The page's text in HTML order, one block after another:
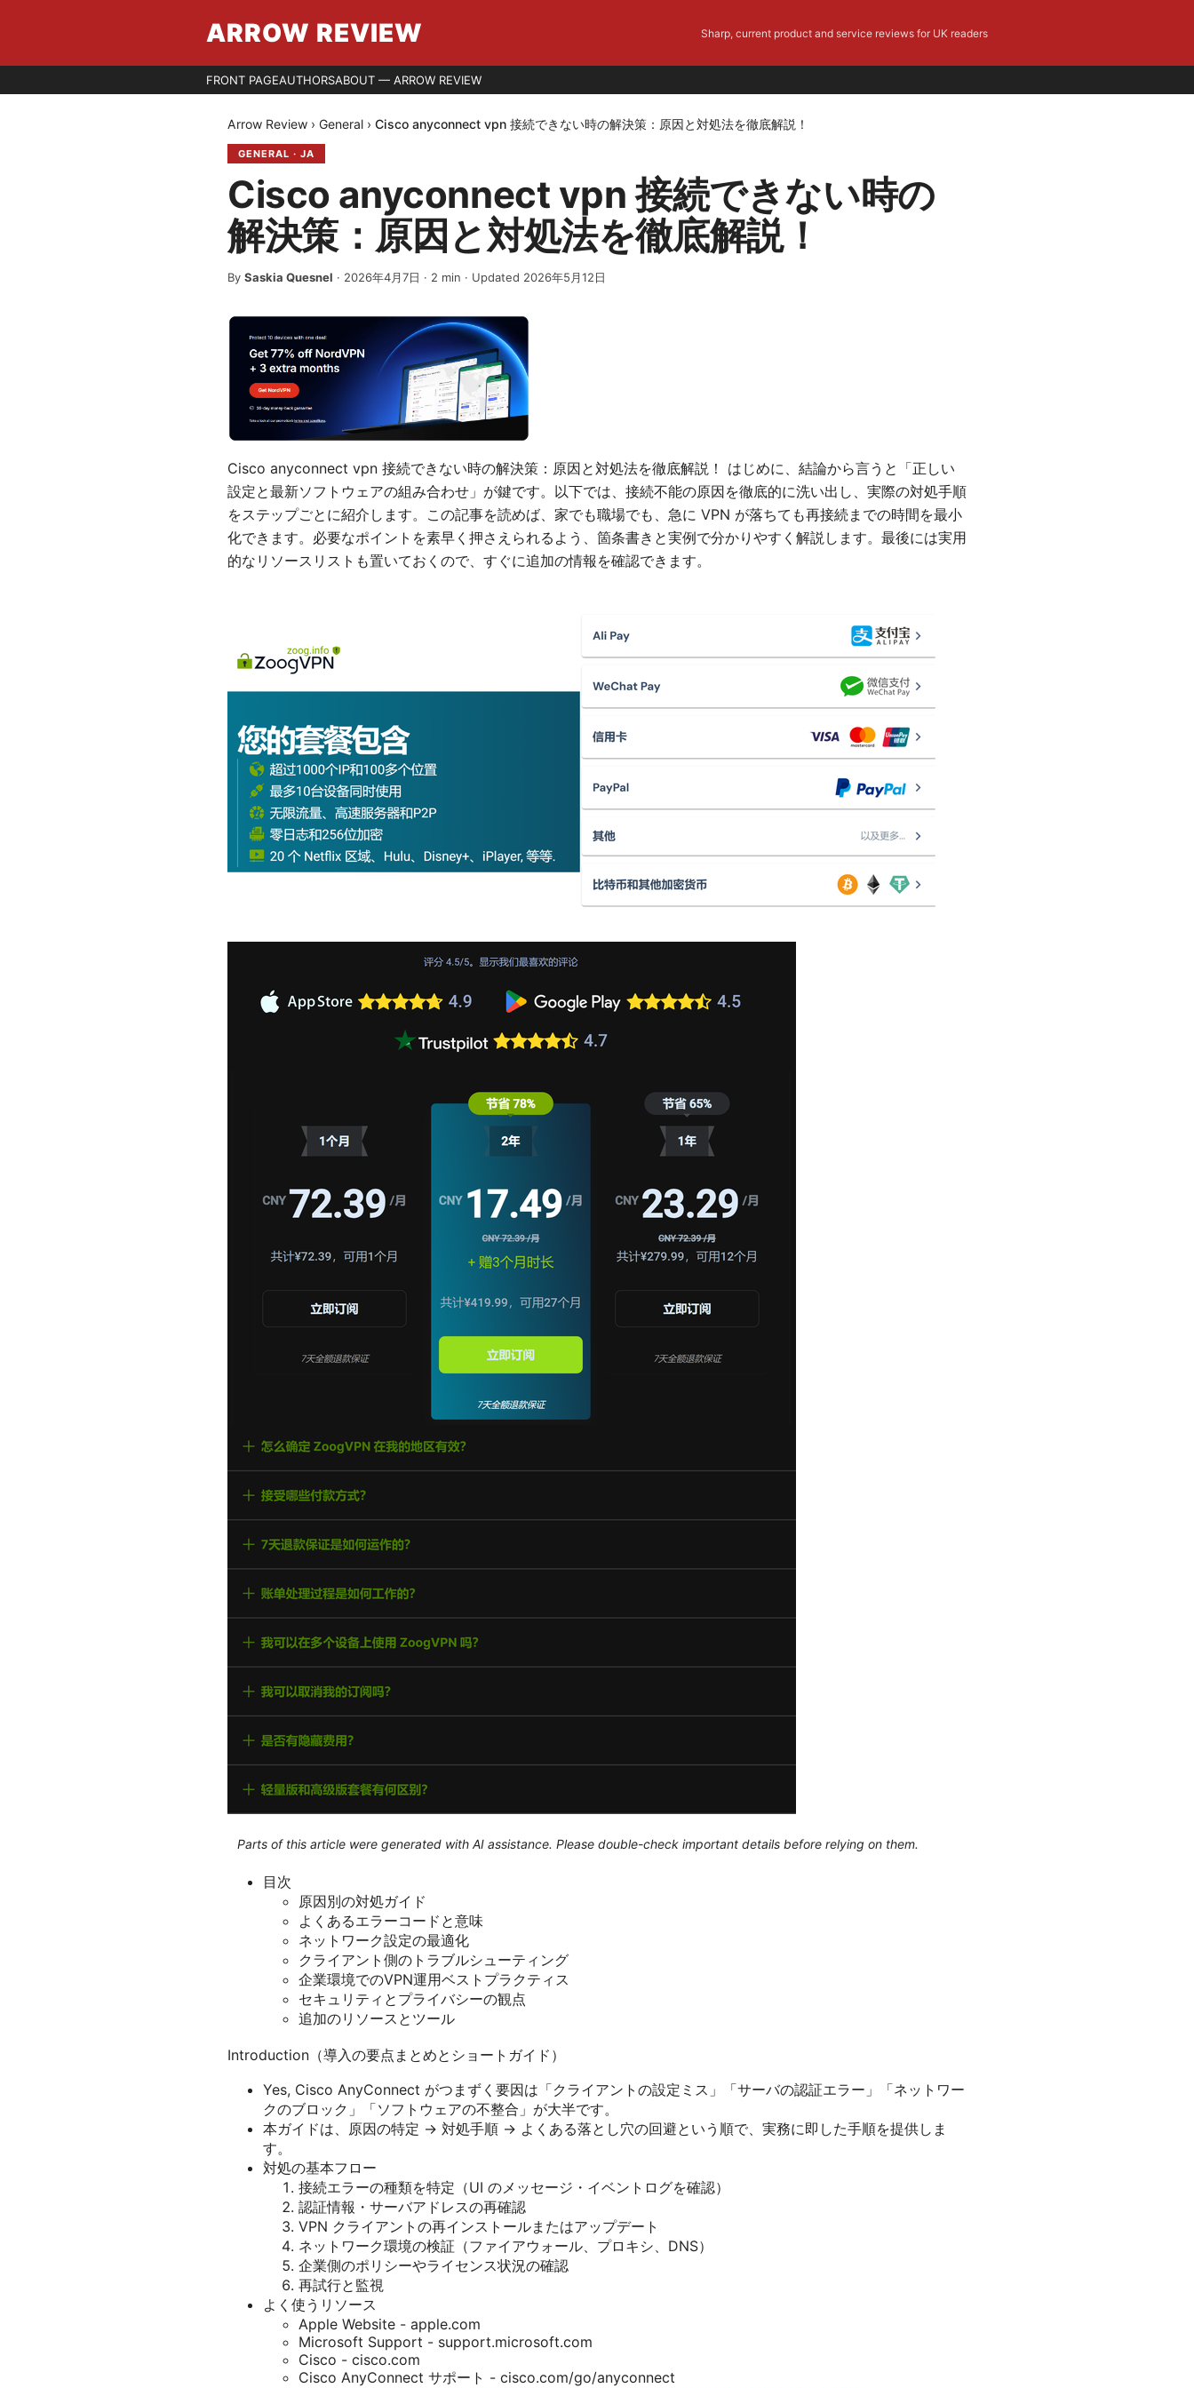
ARROW REVIEW Sharp, current product and service reviews for UK readers
FRONT PAGEAUTHORSABOUT — ARROW REVIEW
Arrow Review › General › Cisco anyconnect vpn 接続できない時の解決策：原因と対処法を徹底解説！
GENERAL · JA
Cisco anyconnect vpn 接続できない時の
解決策：原因と対処法を徹底解説！
By Saskia Quesnel · 2026年4月7日 · 2 min · Updated 2026年5月12日
Cisco anyconnect vpn 接続できない時の解決策：原因と対処法を徹底解説！ はじめに、結論から言うと「正しい
設定と最新ソフトウェアの組み合わせ」が鍵です。以下では、接続不能の原因を徹底的に洗い出し、実際の対処手順
をステップごとに紹介します。この記事を読めば、家でも職場でも、急に VPN が落ちても再接続までの時間を最小
化できます。必要なポイントを素早く押さえられるよう、箇条書きと実例で分かりやすく解説します。最後には実用
的なリソースリストも置いておくので、すぐに追加の情報を確認できます。
Parts of this article were generated with AI assistance. Please double-check important details before relying on them.
目次
原因別の対処ガイド
よくあるエラーコードと意味
ネットワーク設定の最適化
クライアント側のトラブルシューティング
企業環境でのVPN運用ベストプラクティス
セキュリティとプライバシーの観点
追加のリソースとツール
Introduction（導入の要点まとめとショートガイド）
Yes, Cisco AnyConnect がつまずく要因は「クライアントの設定ミス」「サーバの認証エラー」「ネットワー
クのブロック」「ソフトウェアの不整合」が大半です。
本ガイドは、原因の特定 → 対処手順 → よくある落とし穴の回避という順で、実務に即した手順を提供しま
す。
対処の基本フロー
接続エラーの種類を特定（UI のメッセージ・イベントログを確認）
認証情報・サーバアドレスの再確認
VPN クライアントの再インストールまたはアップデート
ネットワーク環境の検証（ファイアウォール、プロキシ、DNS）
企業側のポリシーやライセンス状況の確認
再試行と監視
よく使うリソース
Apple Website - apple.com
Microsoft Support - support.microsoft.com
Cisco - cisco.com
Cisco AnyConnect サポート - cisco.com/go/anyconnect